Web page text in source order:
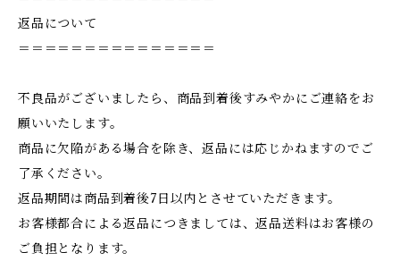
返品について
＝＝＝＝＝＝＝＝＝＝＝＝＝＝＝
不良品がございましたら、商品到着後すみやかにご連絡をお
願いいたします。
商品に欠陥がある場合を除き、返品には応じかねますのでご
了承ください。
返品期間は商品到着後7日以内とさせていただきます。
お客様都合による返品につきましては、返品送料はお客様の
ご負担となります。